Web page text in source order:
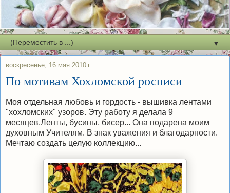
▼
воскресенье, 16 мая 2010 г.
По мотивам Хохломской росписи
Моя отдельная любовь и гордость - вышивка лентами
"хохломских" узоров. Эту работу я делала 9
месяцев.Ленты, бусины, бисер... Она подарена моим
духовным Учителям. В знак уважения и благодарности.
Мечтаю создать целую коллекцию...